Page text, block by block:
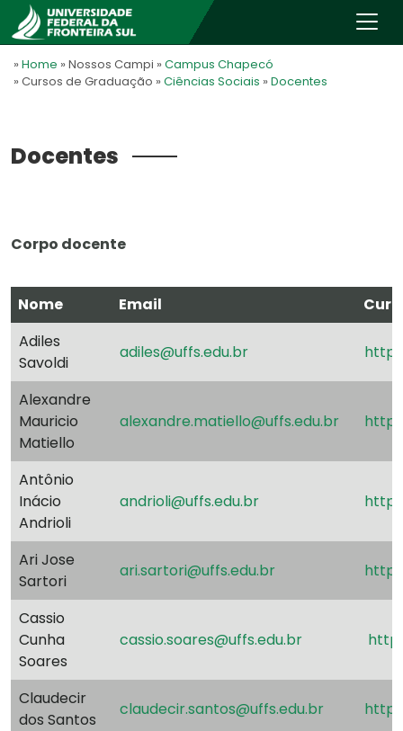
» Home » Nossos Campi » Campus Chapecó
» Cursos de Graduação » Ciências Sociais » Docentes
Docentes
Corpo docente
Nome Email
Adiles
Savoldi
adiles@uffs.edu.br
Alexandre
Mauricio
Matiello
alexandre.matiello@uffs.edu.br
Antônio
Inácio
Andrioli
andrioli@uffs.edu.br
Ari Jose
Sartori
ari.sartori@uffs.edu.br
Cassio
Cunha
Soares
cassio.soares@uffs.edu.br
Claudecir
dos Santos
claudecir.santos@uffs.edu.br